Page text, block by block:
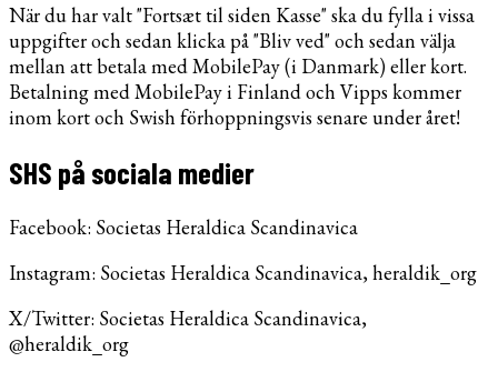
När du har valt "Fortsæt til siden Kasse" ska du fylla i vissa
uppgifter och sedan klicka på "Bliv ved" och sedan välja
mellan att betala med MobilePay (i Danmark) eller kort.
Betalning med MobilePay i Finland och Vipps kommer
inom kort och Swish förhoppningsvis senare under året!
SHS på sociala medier
Facebook: Societas Heraldica Scandinavica
Instagram: Societas Heraldica Scandinavica, heraldik_org
X/Twitter: Societas Heraldica Scandinavica,
@heraldik_org